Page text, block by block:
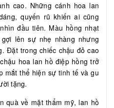
cao. Những cánh hoa lan
quyến rũ khiến ai cũng
đầu tiên. Màu hồng nhạt
lên sự nhẹ nhàng nhưng
Đặt trong chiếc chậu đỏ cao
hoa lan hồ điệp hồng trở
mắt thể hiện sự tinh tế và gu
tặng.
quà về mặt thẩm mỹ, lan hồ